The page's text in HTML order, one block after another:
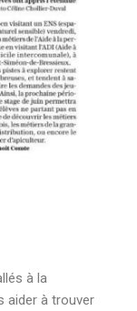
à la
aider à trouver